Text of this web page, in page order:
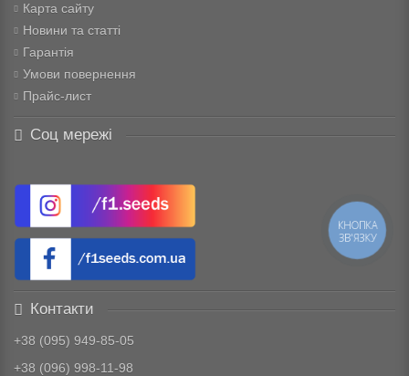
Карта сайту
Новини та статті
Гарантія
Умови повернення
Прайс-лист
Соц мережі
Контакти
+38 (095) 949-85-05
+38 (096) 998-11-98
КНОПКА
ЗВ'ЯЗКУ